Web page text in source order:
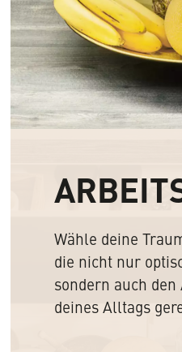
Wähle deine
die nicht nur
sondern auch
deines Alltags